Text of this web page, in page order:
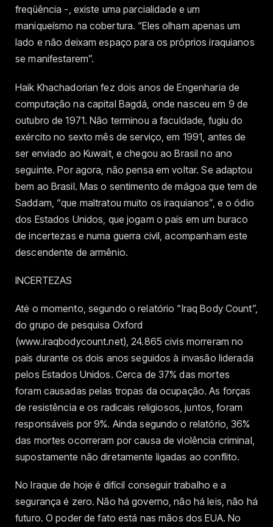
freqüência -, existe uma parcialidade e um
maniqueísmo na cobertura. “Eles olham apenas um
lado e não deixam espaço para os próprios iraquianos
se manifestarem”.
Haik Khachadorian fez dois anos de Engenharia de
computação na capital Bagdá, onde nasceu em 9 de
outubro de 1971. Não terminou a faculdade, fugiu do
exército no sexto mês de serviço, em 1991, antes de
ser enviado ao Kuwait, e chegou ao Brasil no ano
seguinte. Por agora, não pensa em voltar. Se adaptou
bem ao Brasil. Mas o sentimento de mágoa que tem de
Saddam, “que maltratou muito os iraquianos”, e o ódio
dos Estados Unidos, que jogam o país em um buraco
de incertezas e numa guerra civil, acompanham este
descendente de armênio.
INCERTEZAS
Até o momento, segundo o relatório “Iraq Body Count”,
do grupo de pesquisa Oxford
(www.iraqbodycount.net), 24.865 civis morreram no
país durante os dois anos seguidos à invasão liderada
pelos Estados Unidos. Cerca de 37% das mortes
foram causadas pelas tropas da ocupação. As forças
de resistência e os radicais religiosos, juntos, foram
responsáveis por 9%. Ainda segundo o relatório, 36%
das mortes ocorreram por causa de violência criminal,
supostamente não diretamente ligadas ao conflito.
No Iraque de hoje é difícil conseguir trabalho e a
segurança é zero. Não há governo, não há leis, não há
futuro. O poder de fato está nas mãos dos EUA. No